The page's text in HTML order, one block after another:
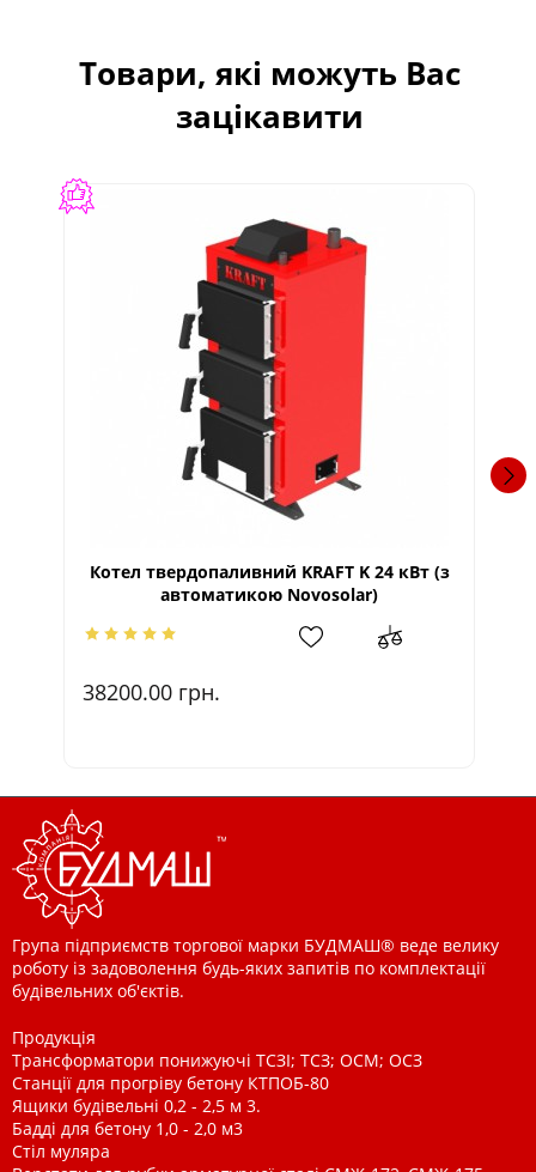
Товари, які можуть Вас
зацікавити
Котел твердопаливний KRAFT K 24 кВт (з
автоматикою Novosolar)
38200.00 грн.
Група підприємств торгової марки БУДМАШ® веде велику
роботу із задоволення будь-яких запитів по комплектації
будівельних об'єктів.
Продукція
Трансформатори понижуючі ТСЗІ; ТСЗ; ОСМ; ОСЗ
Станції для прогріву бетону КТПОБ-80
Ящики будівельні 0,2 - 2,5 м 3.
Бадді для бетону 1,0 - 2,0 м3
Стіл муляра